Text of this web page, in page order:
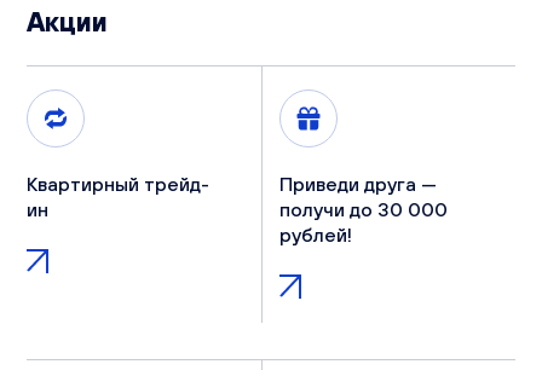
Акции
Квартирный трейд-
ин
Приведи друга —
получи до 30 000
рублей!